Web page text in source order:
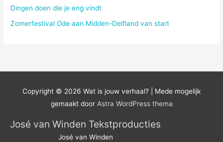
:Dingen doen die je eng vindt
Zomerfestival Ode aan Midden-Delfland van start
Copyright © 2026 Wat is jouw verhaal? | Mede mogelijk
gemaakt door Astra WordPress thema
José van Winden Tekstproducties
José van Winden